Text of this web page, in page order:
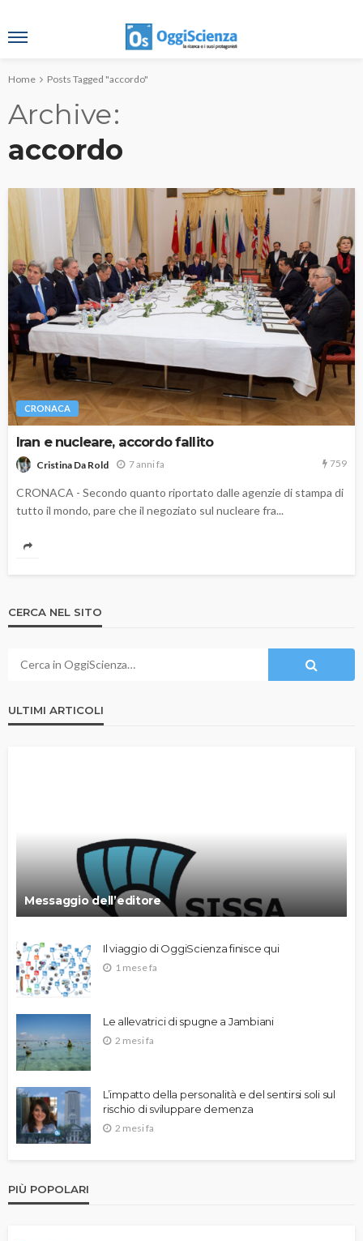
Home Posts Tagged "accordo"
Archive
accordo
CRONACA
Iran e nucleare, accordo fallito
Cristina Da Rold 7 anni fa 759
CRONACA - Secondo quanto riportato dalle agenzie di stampa di
tutto il mondo, pare che il negoziato sul nucleare fra...
CERCA NEL SITO
ULTIMI ARTICOLI
Messaggio dell’editore
Il viaggio di OggiScienza finisce qui
1 mese fa
Le allevatrici di spugne a Jambiani
2 mesi fa
L’impatto della personalità e del sentirsi soli sul
rischio di sviluppare demenza
2 mesi fa
PIÙ POPOLARI